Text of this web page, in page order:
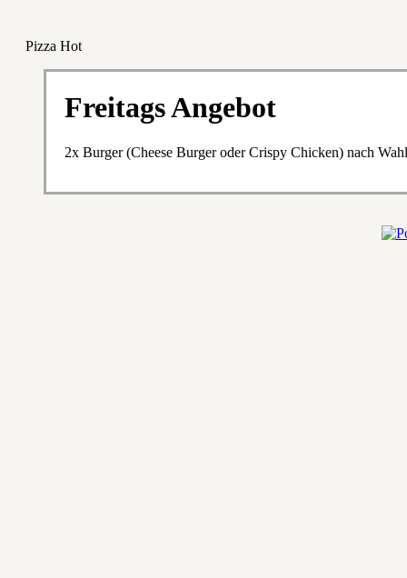
Pizza Hot
Freitags Angebot
2x Burger (Cheese Burger oder Crispy Chicken) nach Wahl